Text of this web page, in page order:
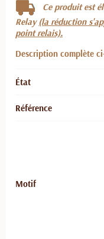
Ce produit est
Relay(la réduction
point relais).
Description complète
État
Référence
Motif